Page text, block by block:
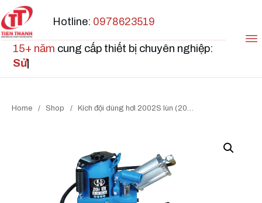
Hotline: 0978623519
15+ năm cung cấp thiết bị chuyên nghiệp:
Sửa
Home / Shop / Kích đội dùng hơi 2002S lùn (20 tấn)